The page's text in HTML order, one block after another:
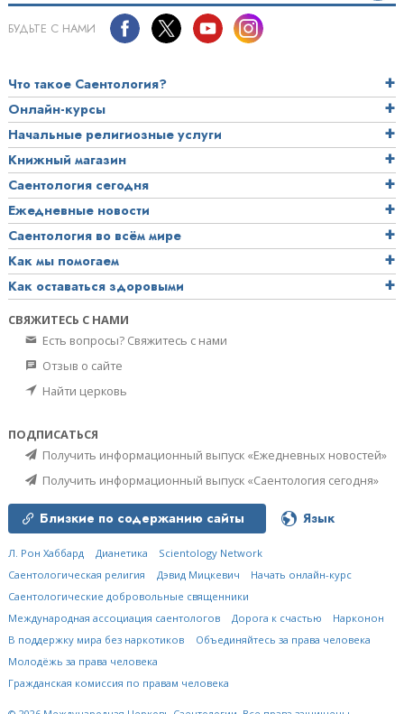
БУДЬТЕ С НАМИ
Что такое Саентология?
Онлайн-курсы
Начальные религиозные услуги
Книжный магазин
Саентология сегодня
Ежедневные новости
Саентология во всём мире
Как мы помогаем
Как оставаться здоровыми
СВЯЖИТЕСЬ С НАМИ
Есть вопросы? Свяжитесь с нами
Отзыв о сайте
Найти церковь
ПОДПИСАТЬСЯ
Получить информационный выпуск «Ежедневных новостей»
Получить информационный выпуск «Саентология сегодня»
Близкие по содержанию сайты Язык
Л. Рон Хаббард Дианетика
Scientology Network
Саентологическая религия
Дэвид Мицкевич
Начать онлайн-курс
Саентологические добровольные священники
Международная ассоциация саентологов
Дорога к счастью
Нарконон
В поддержку мира без наркотиков
Объединяйтесь за права человека
Молодёжь за права человека
Гражданская комиссия по правам человека